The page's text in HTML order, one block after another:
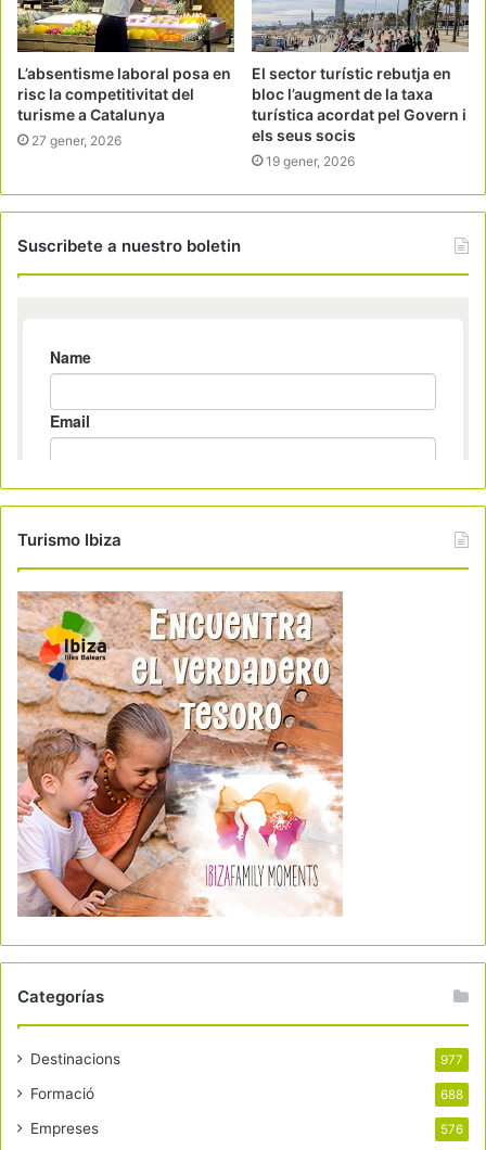
L’absentisme laboral posa en
risc la competitivitat del
turisme a Catalunya
27 gener, 2026
El sector turístic rebutja en
bloc l’augment de la taxa
turística acordat pel Govern i
els seus socis
19 gener, 2026
Suscribete a nuestro boletin
Turismo Ibiza
Categorías
Destinacions 977
Formació 688
Empreses 576